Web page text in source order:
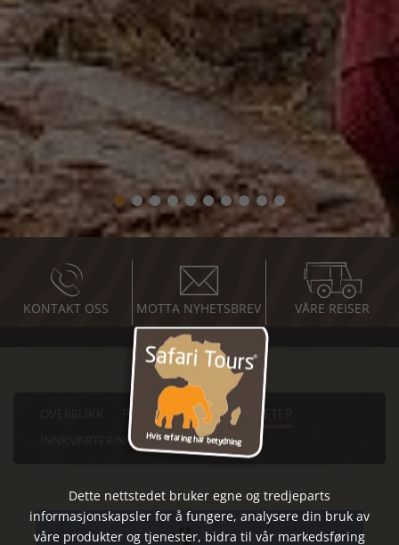
KONTAKT OSS MOTTA NYHETSBREV VÅRE REISER
PROGRAM
SEVERDIGHETER
INNKVARTERING
PRAKTISKE RÅD
Dette nettstedet bruker egne og tredjeparts
informasjonskapsler for å fungere, analysere din bruk av
våre produkter og tjenester, bidra til vår markedsføring